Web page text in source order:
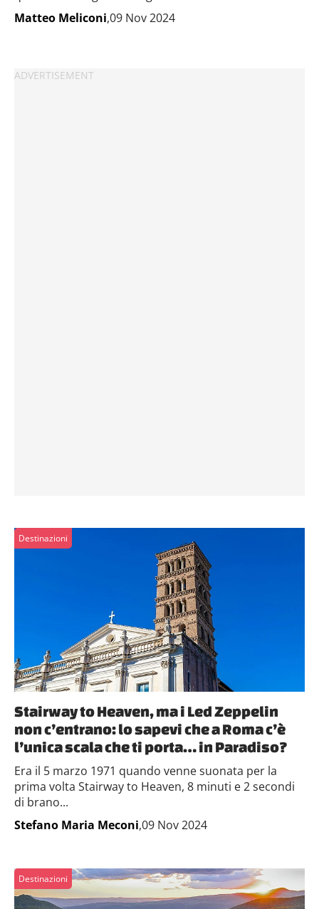
Matteo Meliconi,09 Nov 2024
Destinazioni
Stairway to Heaven, ma i Led Zeppelin
non c’entrano: lo sapevi che a Roma c’è
l’unica scala che ti porta… in Paradiso?
Era il 5 marzo 1971 quando venne suonata per la
prima volta Stairway to Heaven, 8 minuti e 2 secondi
di brano...
Stefano Maria Meconi,09 Nov 2024
Destinazioni